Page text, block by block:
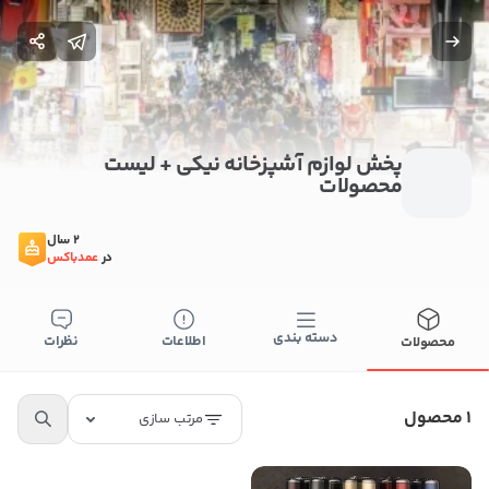
پخش لوازم آشپزخانه نیکی + لیست
محصولات
2 سال
درعمدباکس
محصولات دسته بندی اطلاعات نظرات
1 محصول مرتب سازی پخش لوازم آشپزخانه نیکی